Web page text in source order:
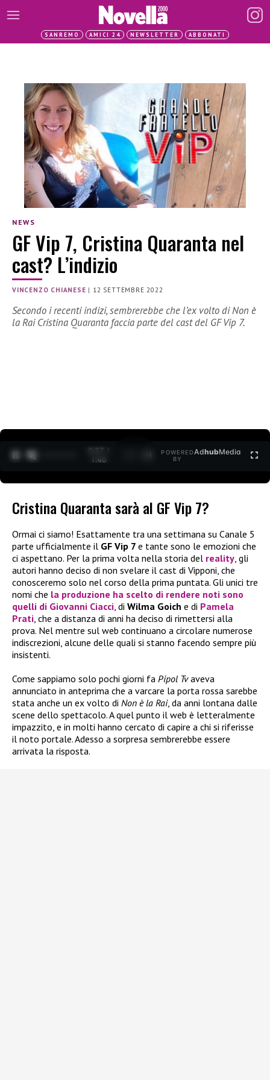
SANREMO AMICI 24 NEWSLETTER ABBONATI
NEWS
GF Vip 7, Cristina Quaranta nel
cast? L’indizio
VINCENZO CHIANESE | 12 SETTEMBRE 2022
Secondo i recenti indizi, sembrerebbe che l’ex volto di Non è
la Rai Cristina Quaranta faccia parte del cast del GF Vip 7.
0:27 /
1:40
POWERED
BY
AdhubMedia
Cristina Quaranta sarà al GF Vip 7?
Ormai ci siamo! Esattamente tra una settimana su Canale 5
parte ufficialmente il GF Vip 7 e tante sono le emozioni che
ci aspettano. Per la prima volta nella storia del reality, gli
autori hanno deciso di non svelare il cast di Vipponi, che
conosceremo solo nel corso della prima puntata. Gli unici tre
nomi che la produzione ha scelto di rendere noti sono
quelli di Giovanni Ciacci, di Wilma Goich e di Pamela
Prati, che a distanza di anni ha deciso di rimettersi alla
prova. Nel mentre sul web continuano a circolare numerose
indiscrezioni, alcune delle quali si stanno facendo sempre più
insistenti.
Come sappiamo solo pochi giorni fa Pipol Tvaveva
annunciato in anteprima che a varcare la porta rossa sarebbe
stata anche un ex volto di Non è la Rai, da anni lontana dalle
scene dello spettacolo. A quel punto il web è letteralmente
impazzito, e in molti hanno cercato di capire a chi si riferisse
il noto portale. Adesso a sorpresa sembrerebbe essere
arrivata la risposta.